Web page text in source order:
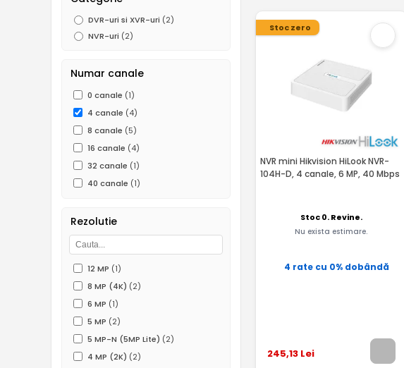
DVR-uri si XVR-uri (2)
NVR-uri (2)
Numar canale
0 canale (1)
4 canale (4)
8 canale (5)
16 canale (4)
32 canale (1)
40 canale (1)
Rezolutie
12 MP (1)
8 MP (4K) (2)
6 MP (1)
5 MP (2)
5 MP-N (5MP Lite) (2)
4 MP (2K) (2)
Stoc zero
NVR mini Hikvision HiLook NVR-
104H-D, 4 canale, 6 MP, 40 Mbps
Stoc 0. Revine.
Nu exista estimare.
4 rate cu 0% dobândă
245,13 Lei